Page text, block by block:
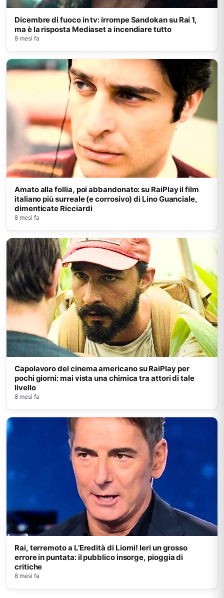
Dicembre di fuoco in tv: irrompe Sandokan su Rai 1,
ma è la risposta Mediaset a incendiare tutto
8 mesi fa
Amato alla follia, poi abbandonato: su RaiPlay il film
italiano più surreale (e corrosivo) di Lino Guanciale,
dimenticate Ricciardi
8 mesi fa
Capolavoro del cinema americano su RaiPlay per
pochi giorni: mai vista una chimica tra attori di tale
livello
8 mesi fa
Rai, terremoto a L’Eredità di Liorni! Ieri un grosso
errore in puntata: il pubblico insorge, pioggia di
critiche
8 mesi fa